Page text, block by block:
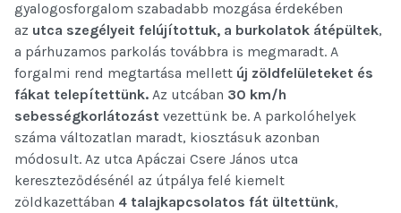
gyalogosforgalom szabadabb mozgása érdekében
az utca szegélyeit felújítottuk, a burkolatok átépültek,
a párhuzamos parkolás továbbra is megmaradt. A
forgalmi rend megtartása mellett új zöldfelületeket és
fákat telepítettünk. Az utcában 30 km/h
sebességkorlátozást vezettünk be. A parkolóhelyek
száma változatlan maradt, kiosztásuk azonban
módosult. Az utca Apáczai Csere János utca
kereszteződésénél az útpálya felé kiemelt
zöldkazettában 4 talajkapcsolatos fát ültettünk,